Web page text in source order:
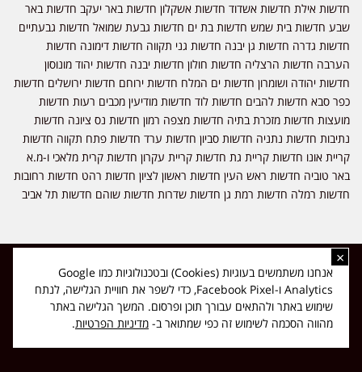
חדשות אילת חדשות אשדוד חדשות אשקלון חדשות באר יעקב חדשות באר
שבע חדשות בית שמש חדשות בת ים חדשות גבעת שמואל חדשות גבעתיים
חדשות גדרה חדשות גן יבנה חדשות גני תקווה חדשות דימונה חדשות
הערבה חדשות הרצליה חדשות חולון חדשות יבנה חדשות יהוד מונוסון
חדשות יהודה ושומרון חדשות ים המלח חדשות ירוחם חדשות ירושלים חדשות
כפר סבא חדשות להבים חדשות לוד חדשות מודיעין מכבים רעות חדשות
מועצות חדשות מזכרת בתיה חדשות מצפה רמון חדשות נס ציונה חדשות
נתיבות חדשות נתניה חדשות סביון חדשות ערד חדשות פתח תקווה חדשות
קריית אונו חדשות קריית גת חדשות קריית עקרון חדשות קרית מלאכי ו-מ.א
באר טוביה חדשות ראש העין חדשות ראשון לציון חדשות רהט חדשות רחובות
חדשות רמלה חדשות רמת גן חדשות שדרות חדשות שוהם חדשות תל אביב
כל הזכויות שמורות ל-ליזה ללוצאשווילי - חדשות אפס שמונה - דיווחים בזמן
אמת, נוסד בשנת 2019 | טל' לפרסומים 054-9759222 מייל מערכת
news08.net@gmail.com
Made with ❤ byDIGITA
×
אנחנו משתמשים בעוגיות (Cookies) ובטכנולוגיות כמו Google
Analytics ו-Facebook Pixel, כדי לשפר את חוויית הגלישה, לנתח
שימוש באתר ולהתאים עבורך תוכן ופרסום. המשך הגלישה באתר
מהווה הסכמה לשימוש זה כפי שמתואר ב- מדיניות הפרטיות.